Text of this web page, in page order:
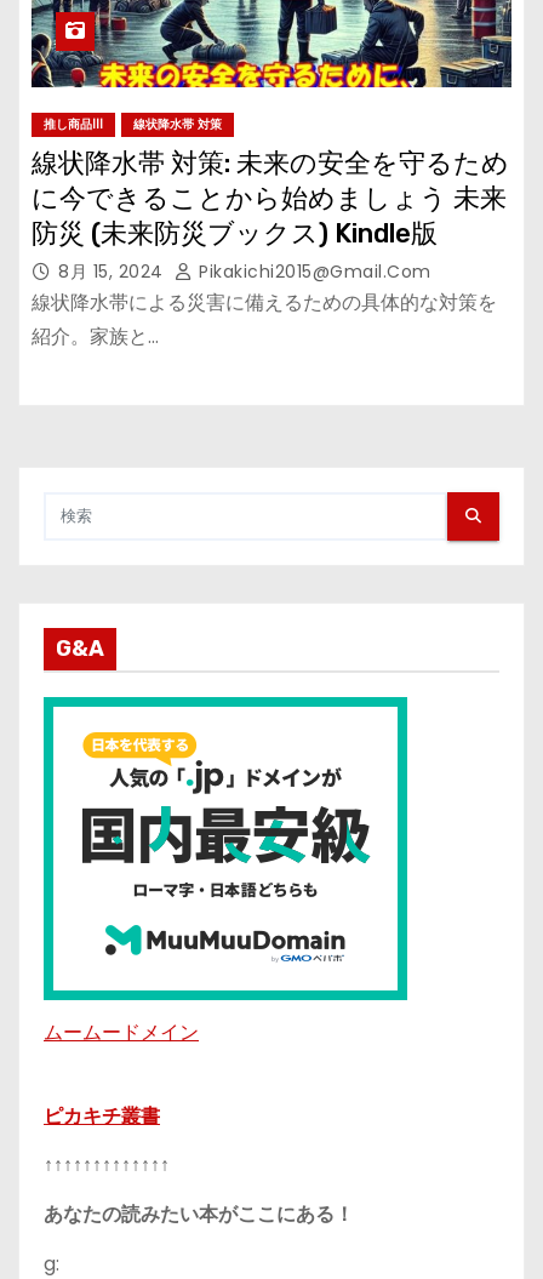
推し商品III 線状降水帯 対策
線状降水帯 対策: 未来の安全を守るため
に今できることから始めましょう 未来
防災 (未来防災ブックス) Kindle版
8月 15, 2024 Pikakichi2015@gmail.com
線状降水帯による災害に備えるための具体的な対策を
紹介。家族と…
G&A
ムームードメイン
ピカキチ叢書
↑↑↑↑↑↑↑↑↑↑↑↑↑
あなたの読みたい本がここにある！
g: